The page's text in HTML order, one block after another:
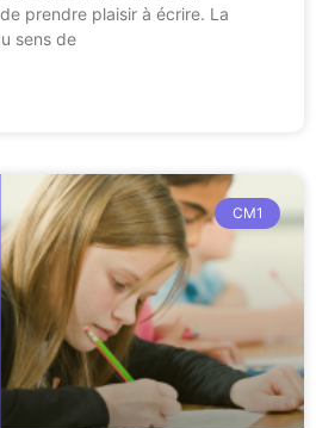
prendre plaisir à écrire. La
sens de
CM1